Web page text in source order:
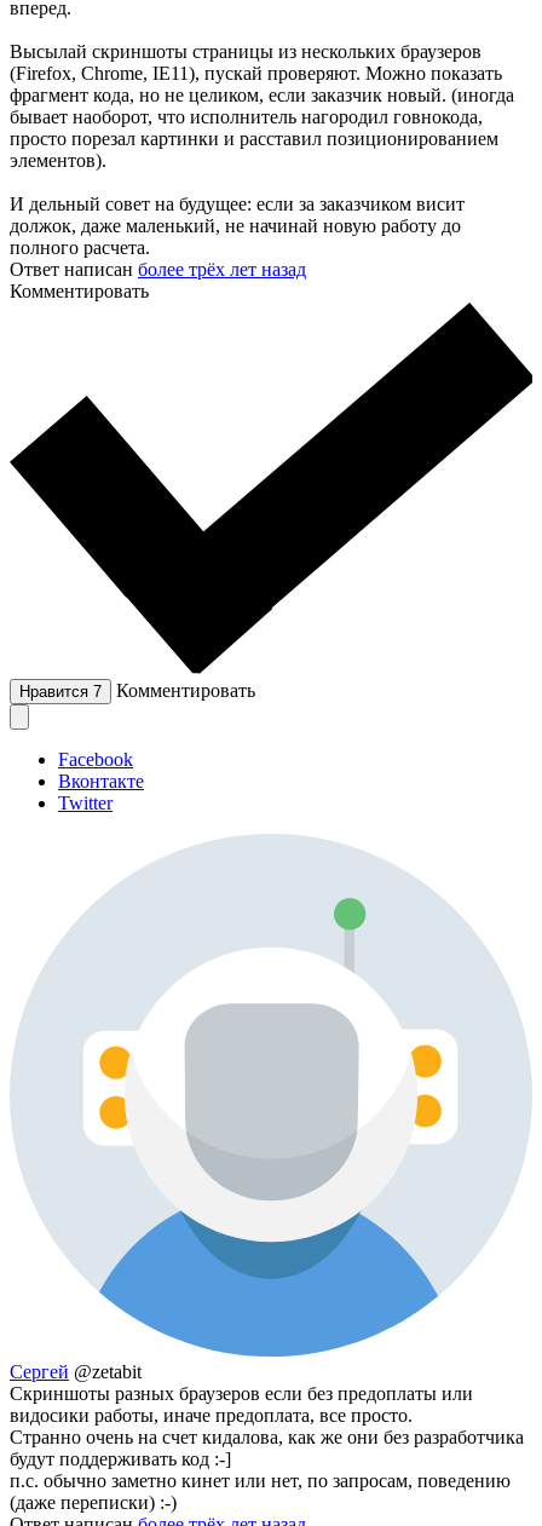
вперед.
Высылай скриншоты страницы из нескольких браузеров
(Firefox, Chrome, IE11), пускай проверяют. Можно показать
фрагмент кода, но не целиком, если заказчик новый. (иногда
бывает наоборот, что исполнитель нагородил говнокода,
просто порезал картинки и расставил позиционированием
элементов).
И дельный совет на будущее: если за заказчиком висит
должок, даже маленький, не начинай новую работу до
полного расчета.
Ответ написан более трёх лет назад
Комментировать
Нравится 7 Комментировать
Facebook
Вконтакте
Twitter
Сергей @zetabit
Скриншоты разных браузеров если без предоплаты или
видосики работы, иначе предоплата, все просто.
Странно очень на счет кидалова, как же они без разработчика
будут поддерживать код :-]
п.с. обычно заметно кинет или нет, по запросам, поведению
(даже переписки) :-)